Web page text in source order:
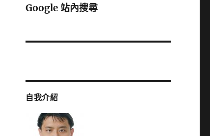
Google 站內搜尋
自我介紹